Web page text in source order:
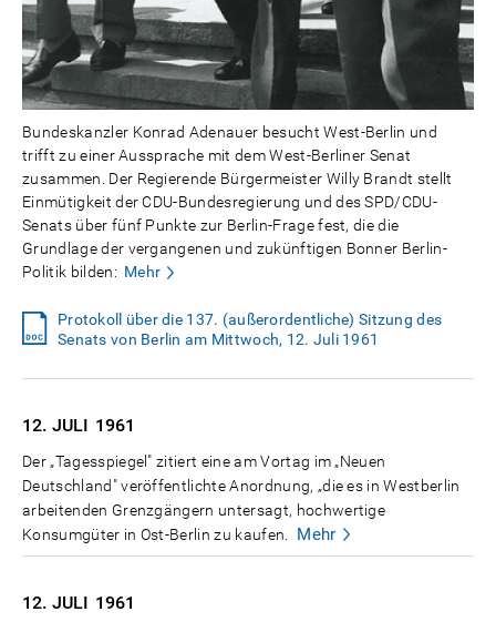
Bundeskanzler Konrad Adenauer besucht West-Berlin und
trifft zu einer Aussprache mit dem West-Berliner Senat
zusammen. Der Regierende Bürgermeister Willy Brandt stellt
Einmütigkeit der CDU-Bundesregierung und des SPD/CDU-
Senats über fünf Punkte zur Berlin-Frage fest, die die
Grundlage der vergangenen und zukünftigen Bonner Berlin-
Politik bilden: Mehr
Protokoll über die 137. (außerordentliche) Sitzung des
Senats von Berlin am Mittwoch, 12. Juli 1961
12. JULI 1961
Der „Tagesspiegel" zitiert eine am Vortag im „Neuen
Deutschland" veröffentlichte Anordnung, „die es in Westberlin
arbeitenden Grenzgängern untersagt, hochwertige
Konsumgüter in Ost-Berlin zu kaufen.
Mehr
12. JULI 1961